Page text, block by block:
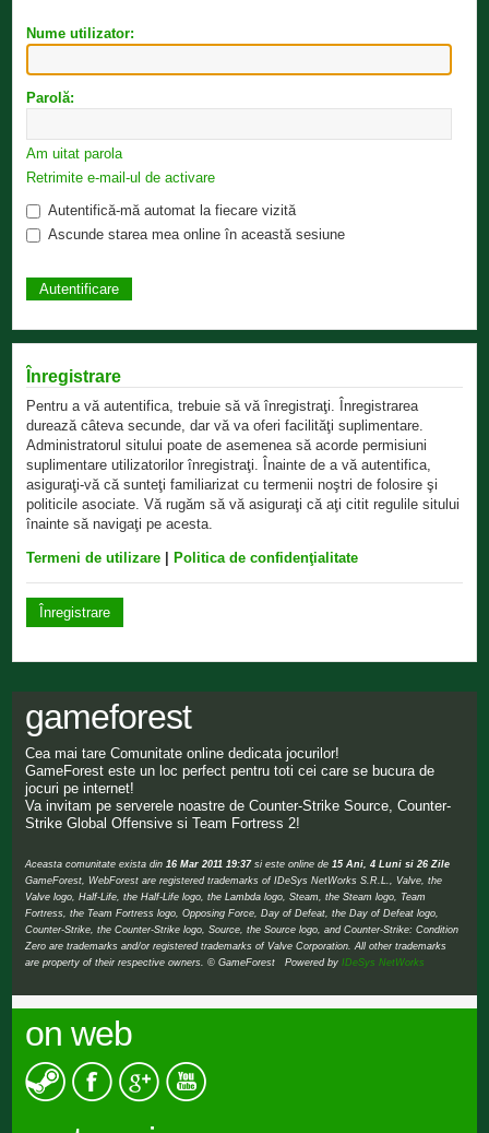
Nume utilizator:
Parolă:
Am uitat parola
Retrimite e-mail-ul de activare
Autentifică-mă automat la fiecare vizită
Ascunde starea mea online în această sesiune
Înregistrare
Pentru a vă autentifica, trebuie să vă înregistraţi. Înregistrarea
durează câteva secunde, dar vă va oferi facilităţi suplimentare.
Administratorul sitului poate de asemenea să acorde permisiuni
suplimentare utilizatorilor înregistraţi. Înainte de a vă autentifica,
asiguraţi-vă că sunteţi familiarizat cu termenii noştri de folosire şi
politicile asociate. Vă rugăm să vă asiguraţi că aţi citit regulile sitului
înainte să navigaţi pe acesta.
Termeni de utilizare Politica de confidenţialitate
Înregistrare
gameforest
Cea mai tare Comunitate online dedicata jocurilor!
GameForest este un loc perfect pentru toti cei care se bucura de
jocuri pe internet!
Va invitam pe serverele noastre de Counter-Strike Source, Counter-
Strike Global Offensive si Team Fortress 2!
Aceasta comunitate exista din 16 Mar 2011 19:37si este online de 15 Ani, 4 Luni si 26 Zile
GameForest, WebForest are registered trademarks of IDeSys NetWorks S.R.L., Valve, the
Valve logo, Half-Life, the Half-Life logo, the Lambda logo, Steam, the Steam logo, Team
Fortress, the Team Fortress logo, Opposing Force, Day of Defeat, the Day of Defeat logo,
Counter-Strike, the Counter-Strike logo, Source, the Source logo, and Counter-Strike: Condition
Zero are trademarks and/or registered trademarks of Valve Corporation. All other trademarks
are property of their respective owners. © GameForest Powered byIDeSys NetWorks
on web